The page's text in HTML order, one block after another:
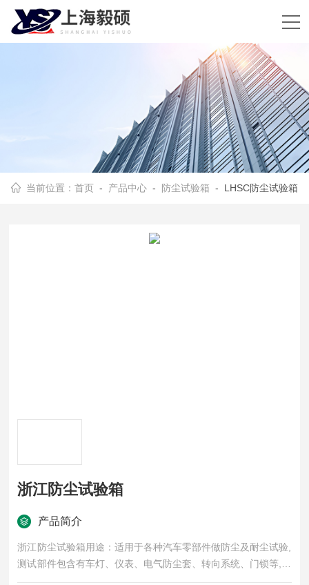
当前位置：首页 - 产品中心 - 防尘试验箱 - LHSC防尘试验箱
浙江防尘试验箱
产品简介
浙江防尘试验箱用途：适用于各种汽车零部件做防尘及耐尘试验,
测试部件包含有车灯、仪表、电气防尘套、转向系统、门锁等,以
检验产品的密封性。